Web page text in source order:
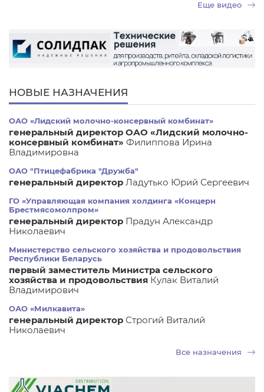
Еще видео
НОВЫЕ НАЗНАЧЕНИЯ
ОАО «Лидский молочно-консервный комбинат»
генеральный директор ОАО «Лидский молочно-
консервный комбинат» Филиппова Ирина
Владимировна
ОАО "Птицефабрика "Дружба"
генеральный директор Ладутько Юрий Сергеевич
ГО «Управляющая компания холдинга «Концерн
Брестмясомолпром»
генеральный директор Прадун Александр
Николаевич
Министерство сельского хозяйства и продовольствия
Республики Беларусь
первый заместитель Министра сельского
хозяйства и продовольствия Кулак Виталий
Владимирович
ОАО «Милкавита»
генеральный директор Строгий Виталий
Николаевич
Все назначения